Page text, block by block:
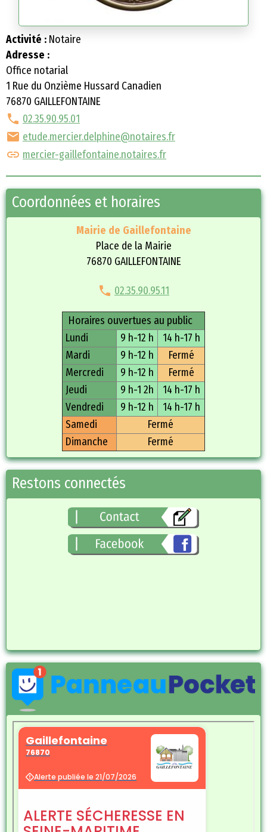
Activité : Notaire
Adresse :
Office notarial
1 Rue du Onzième Hussard Canadien
76870 GAILLEFONTAINE
02.35.90.95.01
etude.mercier.delphine@notaires.fr
mercier-gaillefontaine.notaires.fr
Coordonnées et horaires
Mairie de Gaillefontaine
Place de la Mairie
76870 GAILLEFONTAINE
02.35.90.95.11
Horaires ouvertues au public
Lundi 9 h-12 h
14 h-17 h
Mardi
9 h-12 h
Fermé
Mercredi
9 h-12 h
Fermé
Jeudi
9 h-1 2h
14 h-17 h
Vendredi
9 h-12 h
14 h-17 h
Samedi
Fermé
Dimanche
Fermé
Restons connectés